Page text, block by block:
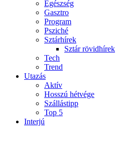
Egészség
Gasztro
Program
Psziché
Sztárhírek
Sztár rövidhírek
Tech
Trend
Utazás
Aktív
Hosszú hétvége
Szállástipp
Top 5
Interjú